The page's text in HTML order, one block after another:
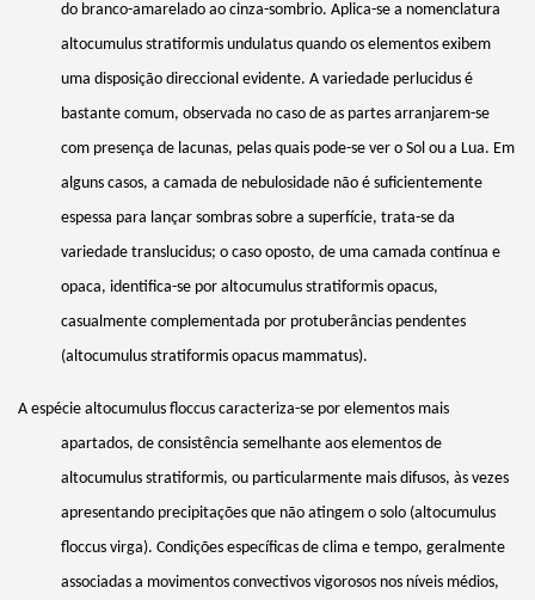
do branco-amarelado aocinza-sombrio. Aplica-se a nomenclatura
altocumulusstratiformis undulatus quando os elementos exibem
uma disposição direccional evidente. A variedade perlucidus é
bastante comum, observada no caso de as partes arranjarem-se
com presença de lacunas, pelas quais pode-se ver o Sol ou a Lua. Em
alguns casos, a camada de nebulosidade não é suficientemente
espessa para lançar sombras sobre a superfície, trata-se da
variedadetranslucidus; o caso oposto, de uma camada contínua e
opaca, identifica-se por altocumulusstratiformis opacus,
casualmente complementada por protuberâncias pendentes
(altocumulusstratiformis opacus mammatus).
A espécie altocumulus floccuscaracteriza-se por elementos mais
apartados, de consistência semelhante aos elementos de
altocumulusstratiformis, ou particularmente mais difusos, às vezes
apresentando precipitações que não atingem o solo (altocumulus
floccus virga). Condições específicas de clima e tempo, geralmente
associadas a movimentos convectivos vigorosos nos níveis médios,